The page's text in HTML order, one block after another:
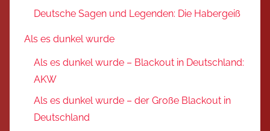
Deutsche Sagen und Legenden: Die Habergeiß
Als es dunkel wurde
Als es dunkel wurde – Blackout in Deutschland:
AKW
Als es dunkel wurde – der Große Blackout in
Deutschland